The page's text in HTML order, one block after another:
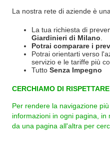
La nostra rete di aziende è
La tua richiesta di
Giardinieri di Milano
Potrai comparare i
Potrai orientarti verso
servizio e le tariffe più
Tutto Senza Impegno
CERCHIAMO DI
Per rendere la navigazione
informazioni in ogni pagina,
da una pagina all'altra per